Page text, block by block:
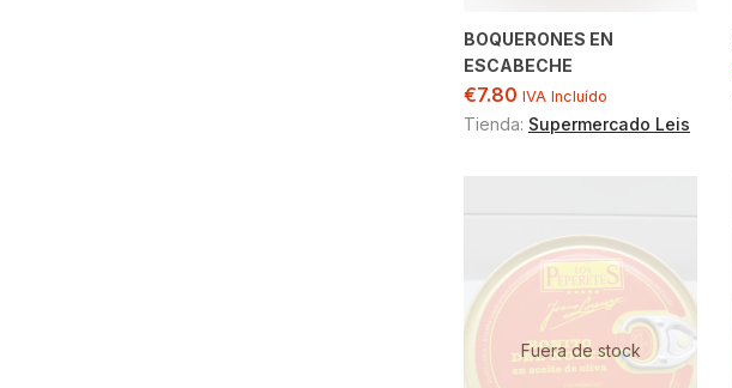
BOQUERONES EN
ESCABECHE
€7.80 IVA Incluído
Tienda: Supermercado Leis
Fuera de stock